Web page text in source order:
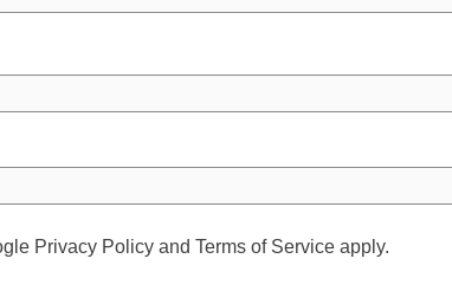
Privacy Policy and Terms of Service apply.